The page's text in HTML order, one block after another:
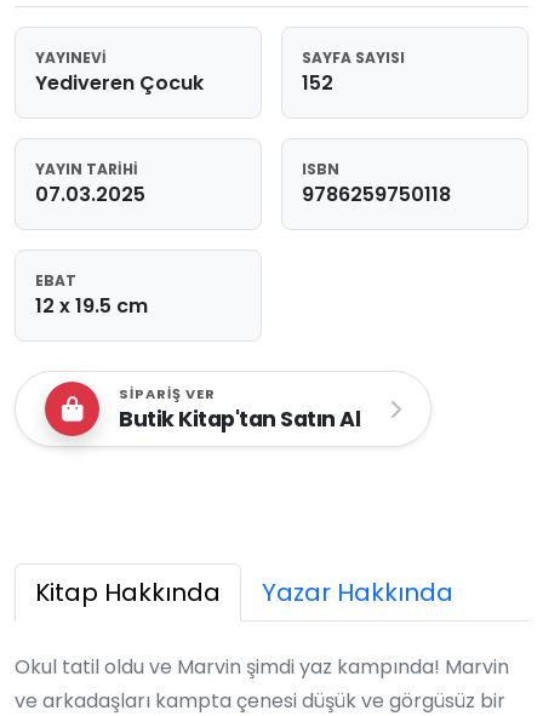
YAYINEVI
Yediveren Çocuk
SAYFA SAYISI
152
YAYIN TARIHI
07.03.2025
ISBN
9786259750118
EBAT
12 x 19.5 cm
SIPARIŞ VER
Butik Kitap'tan Satın Al
Kitap Hakkında Yazar Hakkında
Okul tatil oldu ve Marvin şimdi yaz kampında! Marvin
ve arkadaşları kampta çenesi düşük ve görgüsüz bir